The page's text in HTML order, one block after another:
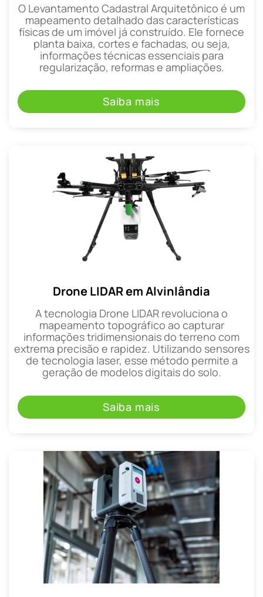
O Levantamento Cadastral Arquitetônico é um
mapeamento detalhado das características
físicas de um imóvel já construído. Ele fornece
planta baixa, cortes e fachadas, ou seja,
informações técnicas essenciais para
regularização, reformas e ampliações.
Saiba mais
Drone LIDAR em Alvinlândia
A tecnologia Drone LIDAR revoluciona o
mapeamento topográfico ao capturar
informações tridimensionais do terreno com
extrema precisão e rapidez. Utilizando sensores
de tecnologia laser, esse método permite a
geração de modelos digitais do solo.
Saiba mais